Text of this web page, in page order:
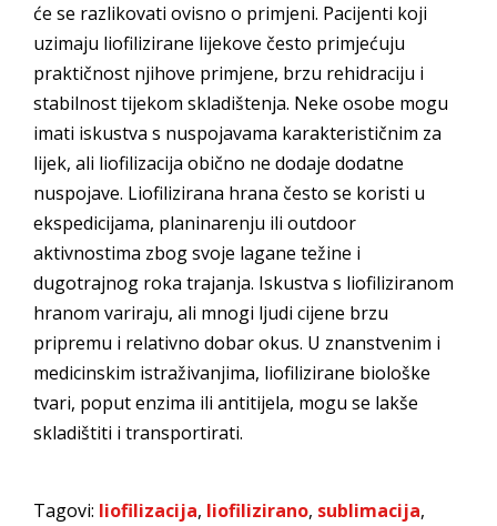
će se razlikovati ovisno o primjeni. Pacijenti koji
uzimaju liofilizirane lijekove često primjećuju
praktičnost njihove primjene, brzu rehidraciju i
stabilnost tijekom skladištenja. Neke osobe mogu
imati iskustva s nuspojavama karakterističnim za
lijek, ali liofilizacija obično ne dodaje dodatne
nuspojave. Liofilizirana hrana često se koristi u
ekspedicijama, planinarenju ili outdoor
aktivnostima zbog svoje lagane težine i
dugotrajnog roka trajanja. Iskustva s liofiliziranom
hranom variraju, ali mnogi ljudi cijene brzu
pripremu i relativno dobar okus. U znanstvenim i
medicinskim istraživanjima, liofilizirane biološke
tvari, poput enzima ili antitijela, mogu se lakše
skladištiti i transportirati.
Tagovi: liofilizacija, liofilizirano, sublimacija,